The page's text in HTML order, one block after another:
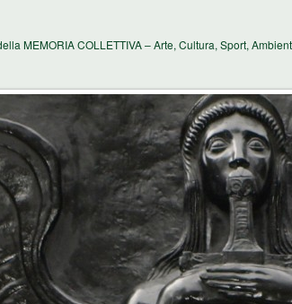
MEMORIA COLLETTIVA – Arte, Cultura, Sport,